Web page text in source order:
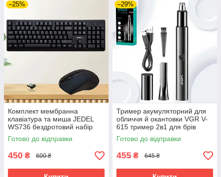
–25%
Комплект мембранна
клавіатура та миша JEDEL
WS736 бездротовий набір
для комп'ютера
Готово до відправки
450 ₴ 600 ₴
–29%
Тример акумуляторний для
обличчя й окантовки VGR V-
615 тример 2в1 для брів
кишеньковий епілятор
Готово до відправки
455 ₴ 645 ₴